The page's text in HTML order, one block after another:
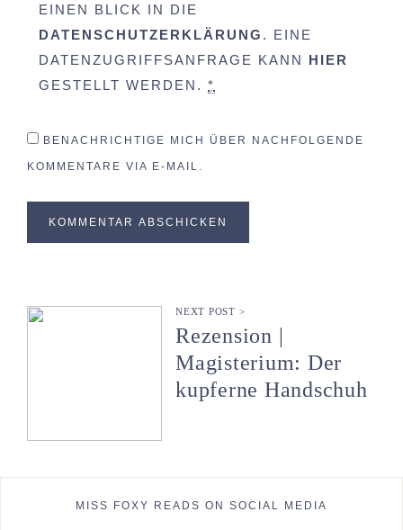
EINEN BLICK IN DIE
DATENSCHUTZERKLÄRUNG . EINE
DATENZUGRIFFSANFRAGE KANN HIER
GESTELLT WERDEN. *
BENACHRICHTIGE MICH ÜBER NACHFOLGENDE
KOMMENTARE VIA E-MAIL.
NEXT POST >
Rezension |
Magisterium: Der
kupferne Handschuh
MISS FOXY READS ON SOCIAL MEDIA